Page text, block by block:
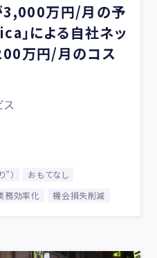
3,000万円/月の予
」による自社ネッ
万円/月のコス
）
おもてなし
務効率化 機会損失削減